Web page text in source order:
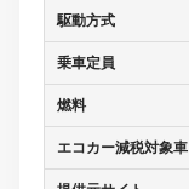
駆動方式
乗車定員
燃料
エコカー減税対象車